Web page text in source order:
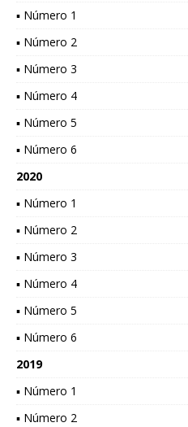
▪ Número 1
▪ Número 2
▪ Número 3
▪ Número 4
▪ Número 5
▪ Número 6
2020
▪ Número 1
▪ Número 2
▪ Número 3
▪ Número 4
▪ Número 5
▪ Número 6
2019
▪ Número 1
▪ Número 2